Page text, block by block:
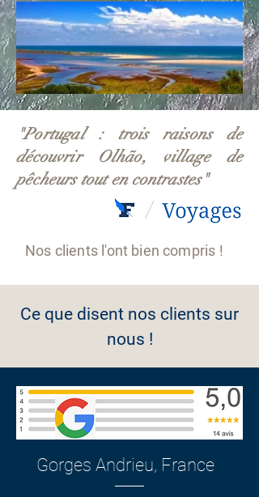
"Portugal : trois raisons de
découvrir Olhão, village de
pêcheurs tout en contrastes"
Nos clients l'ont bien compris !
Ce que disent nos clients sur
nous !
Gorges Andrieu, France